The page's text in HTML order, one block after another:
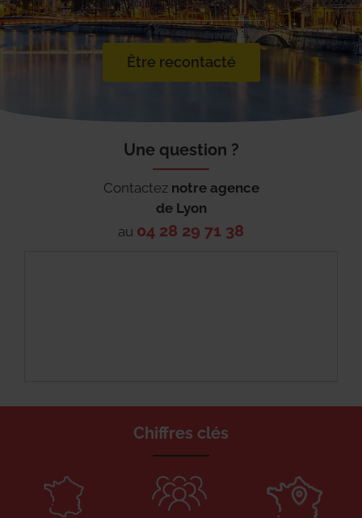
Être recontacté
Une question ?
Contactez notre agence
de Lyon
au 04 28 29 71 38
Chiffres clés